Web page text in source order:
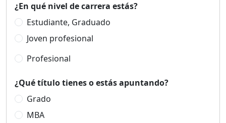
¿En qué nivel de carrera estás?
Estudiante, Graduado
Joven profesional
Profesional
¿Qué título tienes o estás apuntando?
Grado
MBA